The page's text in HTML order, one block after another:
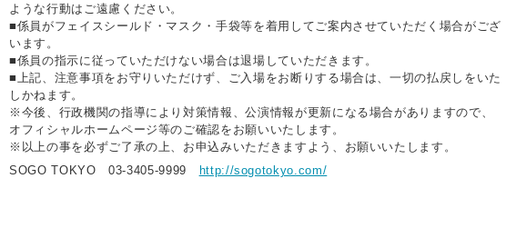
ような行動はご遠慮ください。
■係員がフェイスシールド・マスク・手袋等を着用してご案内させていただく場合がござ
います。
■係員の指示に従っていただけない場合は退場していただきます。
■上記、注意事項をお守りいただけず、ご入場をお断りする場合は、一切の払戻しをいた
しかねます。
※今後、行政機関の指導により対策情報、公演情報が更新になる場合がありますので、
オフィシャルホームページ等のご確認をお願いいたします。
※以上の事を必ずご了承の上、お申込みいただきますよう、お願いいたします。
SOGO TOKYO 03-3405-9999 http://sogotokyo.com/